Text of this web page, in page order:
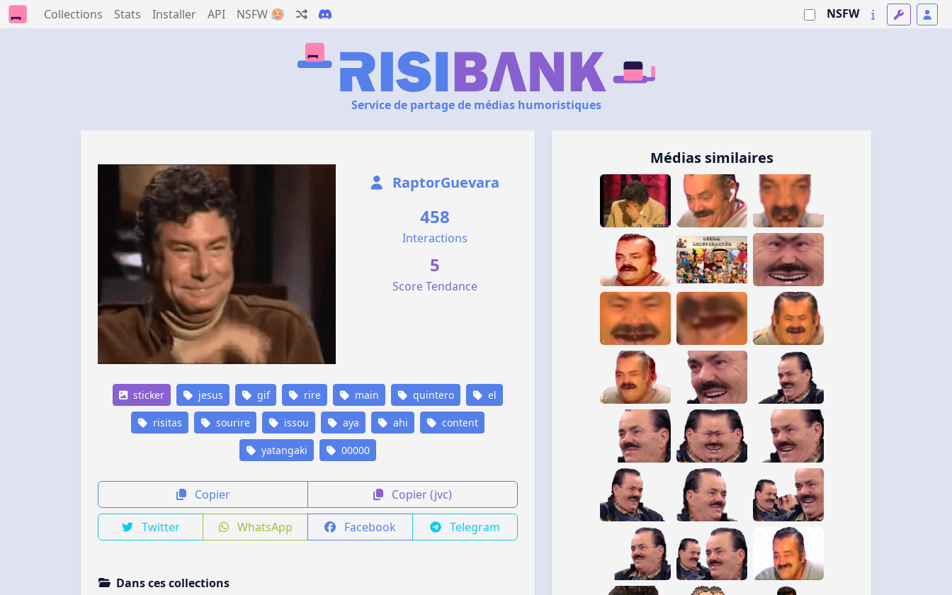
Collections Stats Installer API NSFW 🥵 NSFW
Service de partage de médias humoristiques
RaptorGuevara
458
Interactions
5
Score Tendance
sticker jesus gif rire main quintero el
risitas sourire issou aya ahi content
yatangaki 00000
Copier Copier (jvc)
Twitter WhatsApp Facebook Telegram
Dans ces collections
Médias similaires